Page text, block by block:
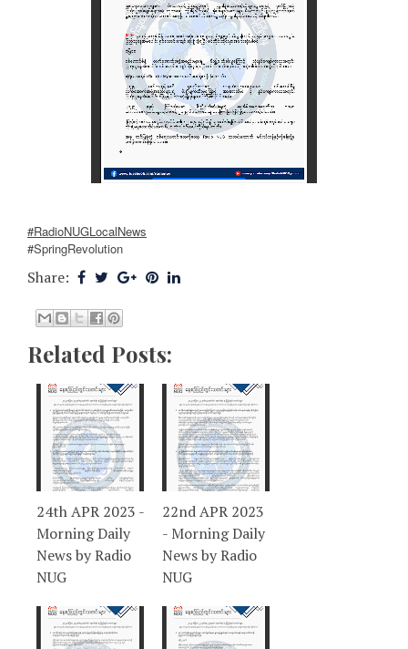
#RadioNUGLocalNews
#SpringRevolution
Share:
Related Posts:
24th APR 2023 -
Morning Daily
News by Radio
NUG
22nd APR 2023
- Morning Daily
News by Radio
NUG